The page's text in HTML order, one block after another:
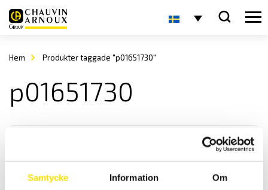
Samtycke Information Om
Hem Produkter taggade "p01651730"
p01651730